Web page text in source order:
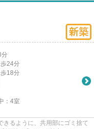
分
歩24分
歩18分
： 4室
きるように、共用部にゴミ捨て